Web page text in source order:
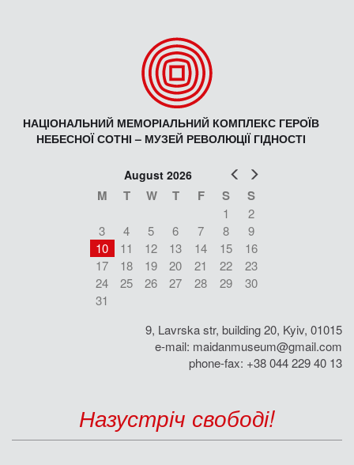
НАЦІОНАЛЬНИЙ МЕМОРІАЛЬНИЙ КОМПЛЕКС ГЕРОЇВ
НЕБЕСНОЇ СОТНІ – МУЗЕЙ РЕВОЛЮЦІЇ ГІДНОСТІ
Prev
August 2026
M T W T F S S
1
2
3
4 5 6 7 8
9
10
11 12 13 14 15
16
17
18 19 20 21 22
23
24
25 26 27 28 29
30
31
9, Lavrska str, building 20, Kyiv, 01015
e-mail: maidanmuseum@gmail.com
phone-fax: +38 044 229 40 13
Назустріч свободі!